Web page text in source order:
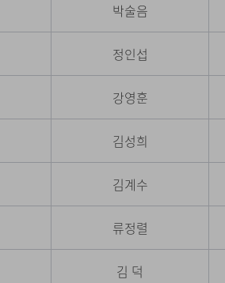
박술음
정인섭
강영훈
김성희
김계수
류정렬
김 덕